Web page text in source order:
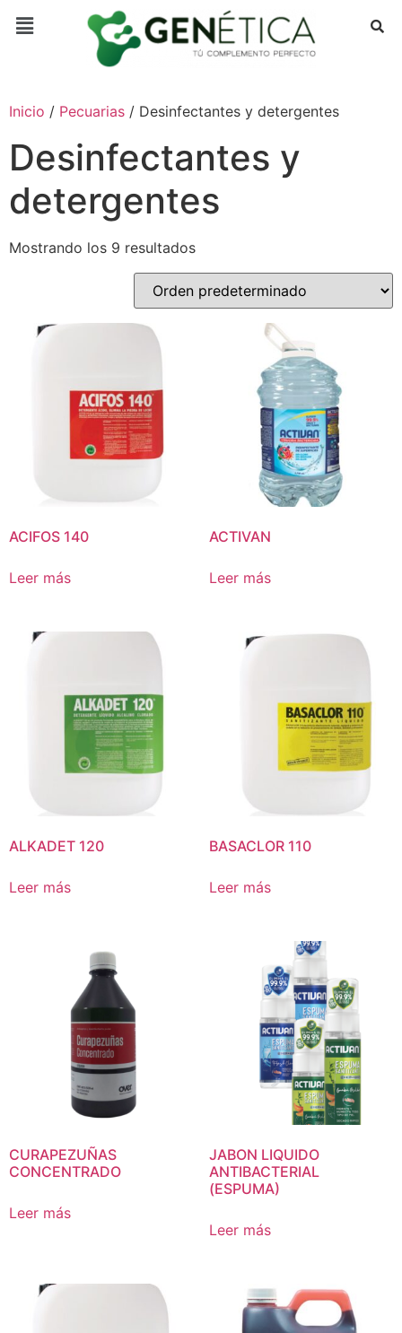
Inicio / Pecuarias / Desinfectantes y detergentes
Desinfectantes y
detergentes
Mostrando los 9 resultados
ACIFOS 140
Leer más
ACTIVAN
Leer más
ALKADET 120
Leer más
BASACLOR 110
Leer más
CURAPEZUÑAS
CONCENTRADO
Leer más
JABON LIQUIDO
ANTIBACTERIAL
(ESPUMA)
Leer más